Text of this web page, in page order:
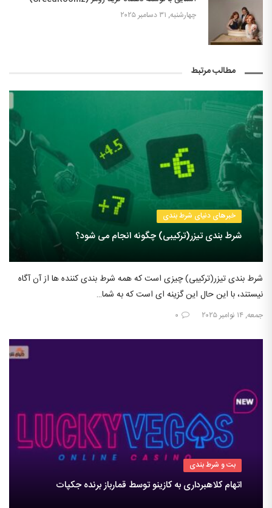
چهارشنبه, ۳۱ دسامبر ۲۰۲۵
مطالب مرتبط
خبرهای دنیای شرط بندی
شرط بندی تیزر(ترکیبی) چگونه انجام می شود؟
شرط بندی تیزر(ترکیبی) چیزی است که همه شرط بندی کننده ها از آن آگاه
نیستند، با این حال این گزینه ای است که به شما…
جمعه, ۱۴ نوامبر ۲۰۲۵ ۰
بت و شرط بندی
اتهام کلاهبرداری به کازینو توسط قمارباز برنده جکپات